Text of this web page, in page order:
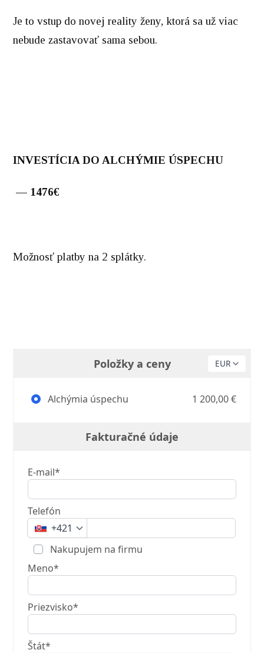
Je to vstup do novej reality ženy, ktorá sa už viac
nebude zastavovať sama sebou.
INVESTÍCIA DO ALCHÝMIE ÚSPECHU
— 1476€
Možnosť platby na 2 splátky.
Položky a ceny
Alchýmia úspechu 1 200,00 €
Fakturačné údaje
E-mail*
Telefón
+421
Nakupujem na firmu
Meno*
Priezvisko*
Štát*